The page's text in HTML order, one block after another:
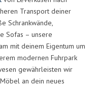
Transport deiner
Schrankwände,
Sofas – unsere
mit deinem Eigentum um
modernen Fuhrpark
gewährleisten wir
an dein neues